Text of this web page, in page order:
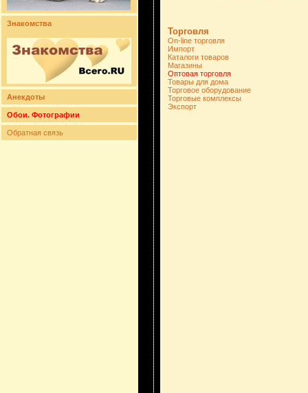
Знакомства
Анекдоты
Обои. Фотографии
Обратная связь
Торговля
On-line торговля
Импорт
Каталоги товаров
Магазины
Оптовая торговля
Товары для дома
Торговое оборудование
Торговые комплексы
Экспорт